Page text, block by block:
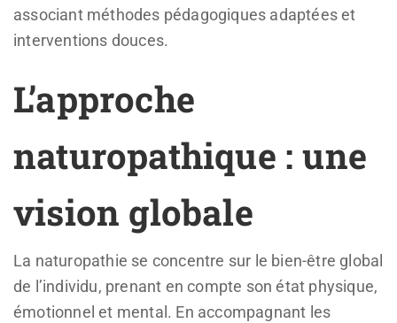
associant méthodes pédagogiques adaptées et
interventions douces.
L’approche
naturopathique : une
vision globale
La naturopathie se concentre sur le bien-être global
de l’individu, prenant en compte son état physique,
émotionnel et mental. En accompagnant les